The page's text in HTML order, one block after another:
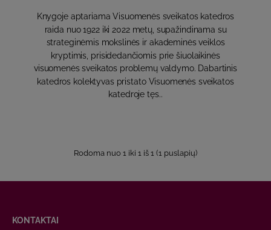
Knygoje aptariama Visuomenės sveikatos katedros
raida nuo 1922 iki 2022 metų, supažindinama su
strateginėmis mokslinės ir akademinės veiklos
kryptimis, prisidedančiomis prie šiuolaikinės
visuomenės sveikatos problemų valdymo. Dabartinis
katedros kolektyvas pristato Visuomenės sveikatos
katedroje tęs..
Rodoma nuo 1 iki 1 iš 1 (1 puslapių)
KONTAKTAI